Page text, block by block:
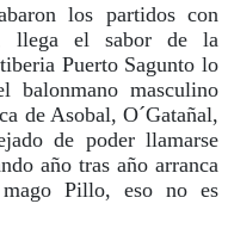
los partidos con
llega el sabor de la
Puerto Sagunto lo
balonmano masculino
de Asobal, O´Gatañal,
de poder llamarse
año tras año arranca
Pillo, eso no es